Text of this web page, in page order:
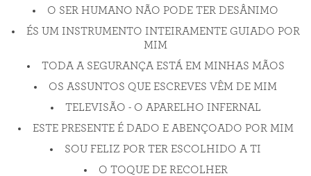
O SER HUMANO NÃO PODE TER DESÂNIMO
ÉS UM INSTRUMENTO INTEIRAMENTE GUIADO POR
MIM
TODA A SEGURANÇA ESTÁ EM MINHAS MÃOS
OS ASSUNTOS QUE ESCREVES VÊM DE MIM
TELEVISÃO - O APARELHO INFERNAL
ESTE PRESENTE É DADO E ABENÇOADO POR MIM
SOU FELIZ POR TER ESCOLHIDO A TI
O TOQUE DE RECOLHER